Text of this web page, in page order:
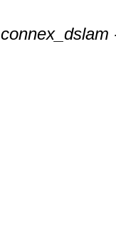
connex_dslam